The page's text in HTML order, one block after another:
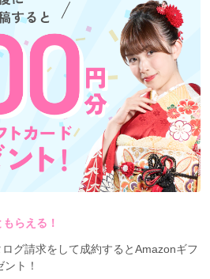
らえる！
グ請求をして成約するとAmazonギフ
ト！